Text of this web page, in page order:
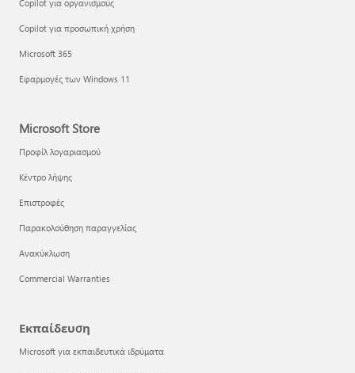
Copilot για οργανισμούς
Copilot για προσωπική χρήση
Microsoft 365
Εφαρμογές των Windows 11
Microsoft Store
Προφίλ λογαριασμού
Κέντρο λήψης
Επιστροφές
Παρακολούθηση παραγγελίας
Ανακύκλωση
Commercial Warranties
Εκπαίδευση
Microsoft για εκπαιδευτικά ιδρύματα